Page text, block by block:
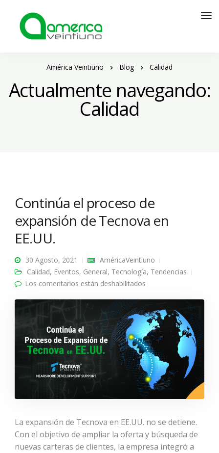
América Veintiuno Blog Calidad
Actualmente navegando:
Calidad
Continúa el proceso de
expansión de Tecnova en
EE.UU.
30 Agosto, 2021
AméricaVeintiuno
Calidad, Eventos, General, Tecnología, Tendencias
Los comentarios están deshabilitados
Tecnova en EE.UU.
La expansión de Tecnova en EE.UU. no se detiene.
Con el objetivo de ampliar la oferta y búsqueda de
nuevas carteras de clientes, la empresa integró a